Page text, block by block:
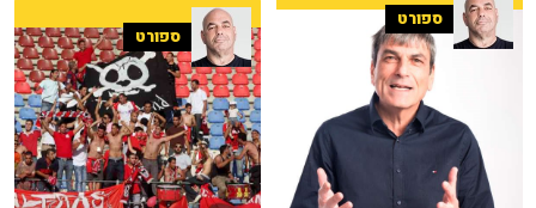
ספורט
ספורט